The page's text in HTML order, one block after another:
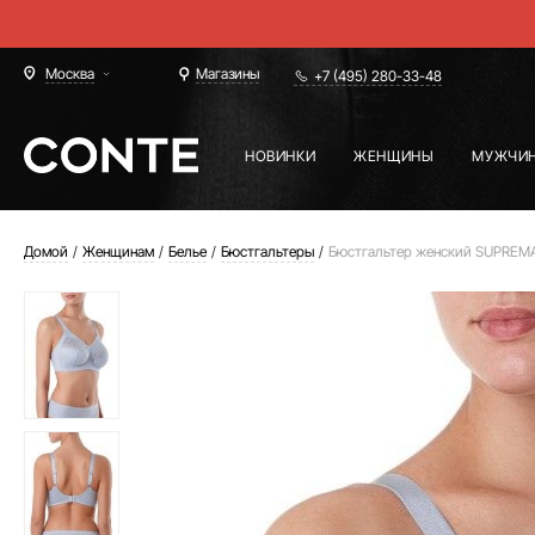
Москва Магазины +7 (495) 280-33-48
НОВИНКИ ЖЕНЩИНЫ
Домой Женщинам Белье Бюстгальтеры Бюстгальтер женский